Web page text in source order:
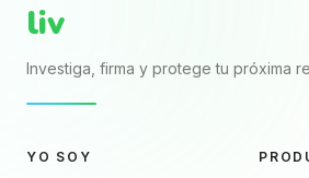
liv
Investiga, firma y protege tu próxima
YO SOY